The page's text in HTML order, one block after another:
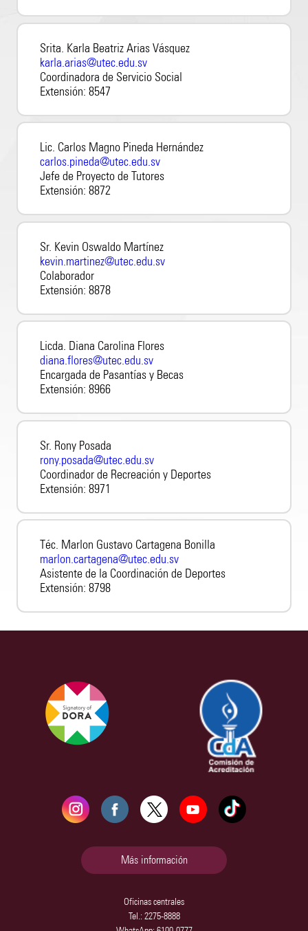
Srita. Karla Beatriz Arias Vásquez
karla.arias@utec.edu.sv
Coordinadora de Servicio Social
Extensión: 8547
Lic. Carlos Magno Pineda Hernández
carlos.pineda@utec.edu.sv
Jefe de Proyecto de Tutores
Extensión: 8872
Sr. Kevin Oswaldo Martínez
kevin.martinez@utec.edu.sv
Colaborador
Extensión: 8878
Licda. Diana Carolina Flores
diana.flores@utec.edu.sv
Encargada de Pasantías y Becas
Extensión: 8966
Sr. Rony Posada
rony.posada@utec.edu.sv
Coordinador de Recreación y Deportes
Extensión: 8971
Téc. Marlon Gustavo Cartagena Bonilla
marlon.cartagena@utec.edu.sv
Asistente de la Coordinación de Deportes
Extensión: 8798
Más información
Oficinas centrales
Tel.: 2275-8888